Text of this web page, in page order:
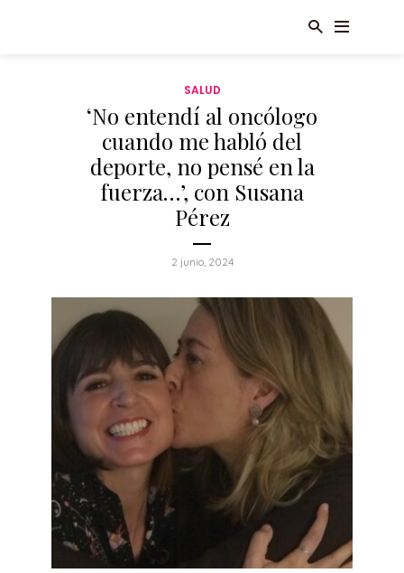
SALUD
‘No entendí al oncólogo
cuando me habló del
deporte, no pensé en la
fuerza…’, con Susana
Pérez
2 junio, 2024